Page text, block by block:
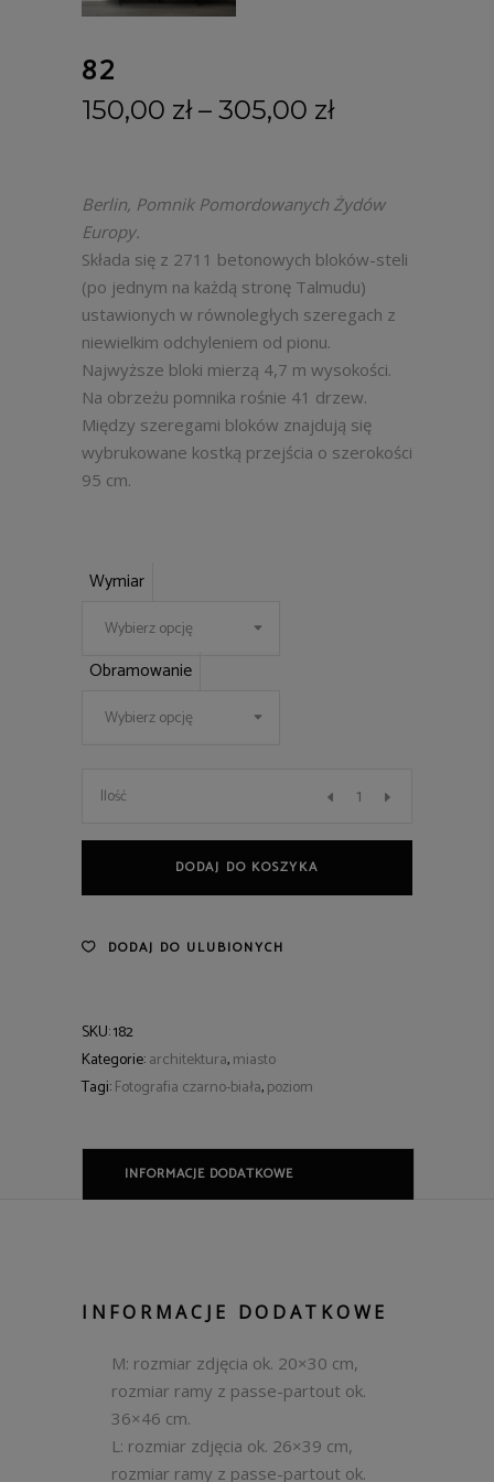
82
150,00 zł– 305,00 zł
Berlin, Pomnik Pomordowanych Żydów
Europy.
Składa się z 2711 betonowych bloków-steli
(po jednym na każdą stronę Talmudu)
ustawionych w równoległych szeregach z
niewielkim odchyleniem od pionu.
Najwyższe bloki mierzą 4,7 m wysokości.
Na obrzeżu pomnika rośnie 41 drzew.
Między szeregami bloków znajdują się
wybrukowane kostką przejścia o szerokości
95 cm.
Wymiar
Wybierz opcję
Obramowanie
Wybierz opcję
82
quantity
Ilość
DODAJ DO KOSZYKA
DODAJ DO ULUBIONYCH
SKU:182
Kategorie:architektura,miasto
Tagi:Fotografia czarno-biała,poziom
INFORMACJE DODATKOWE
INFORMACJE DODATKOWE
M: rozmiar zdjęcia ok. 20×30 cm,
rozmiar ramy z passe-partout ok.
36×46 cm.
L: rozmiar zdjęcia ok. 26×39 cm,
rozmiar ramy z passe-partout ok.